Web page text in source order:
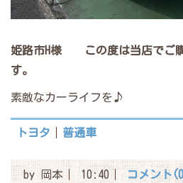
姫路市H様
この度は当店でご
す。
素敵なカーライフを♪
トヨタ 普通車
by岡本 10:40 コメント